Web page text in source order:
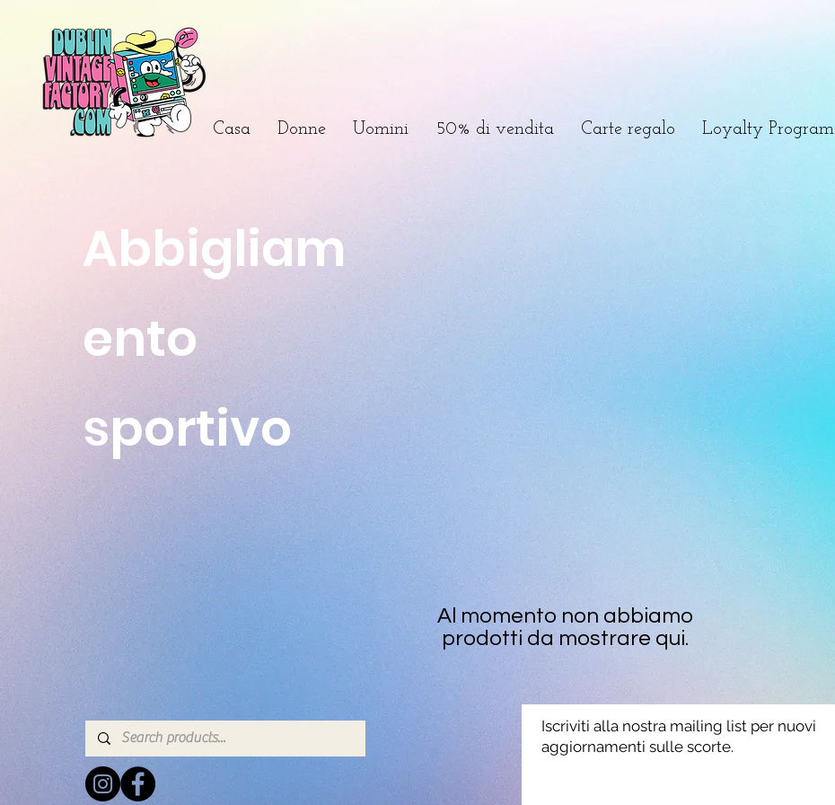
Casa Donne Uomini 50% di vendita Carte regalo Loyalty Program
Abbigliam
ento
sportivo
Al momento non abbiamo
prodotti da mostrare qui.
Iscriviti alla nostra mailing list per nuovi
aggiornamenti sulle scorte.